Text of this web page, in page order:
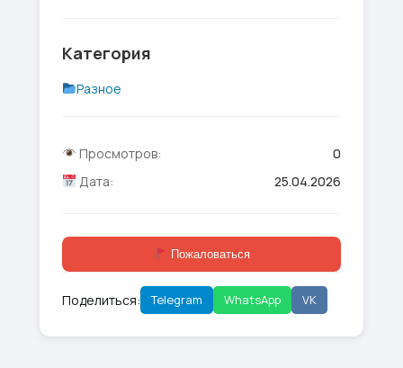
Категория
Разное
Просмотров:
0
Дата:
25.04.2026
Пожаловаться
Поделиться: Telegram WhatsApp VK